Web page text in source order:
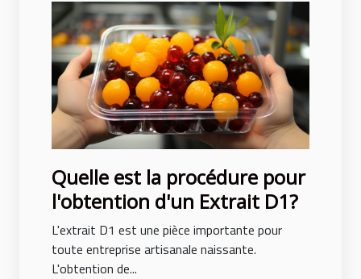
Quelle est la procédure pour
l'obtention d'un Extrait D1?
L'extrait D1 est une pièce importante pour
toute entreprise artisanale naissante.
L'obtention de...